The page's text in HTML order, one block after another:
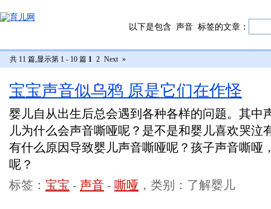
以下是包含 声音 标签的文章：
共 11 篇,显示第 1 - 10 篇 1 2 Next »
宝宝声音似乌鸦 原是它们在作怪
婴儿自从出生后总会遇到各种各样的问题。其中
儿为什么会声音嘶哑呢？是不是和婴儿喜欢哭泣
有什么原因导致婴儿声音嘶哑呢？孩子声音嘶哑
呢？
标签： 宝宝 - 声音 - 嘶哑 ，类别：了解婴儿